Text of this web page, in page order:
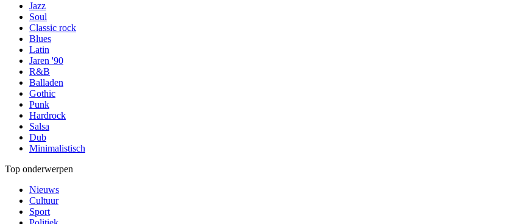
Jazz
Soul
Classic rock
Blues
Latin
Jaren '90
R&B
Balladen
Gothic
Punk
Hardrock
Salsa
Dub
Minimalistisch
Top onderwerpen
Nieuws
Cultuur
Sport